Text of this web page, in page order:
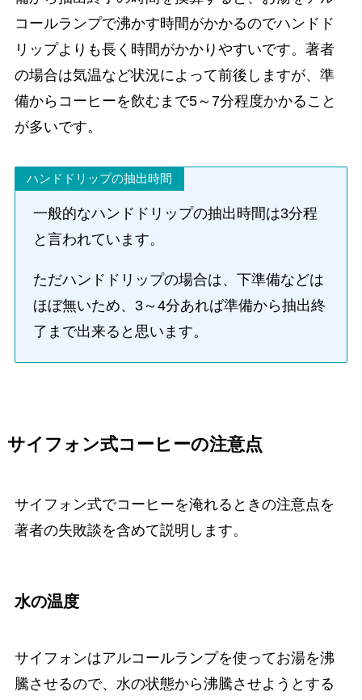
コールランプで沸かす時間がかかるのでハンドド
リップよりも長く時間がかかりやすいです。著者
の場合は気温など状況によって前後しますが、準
備からコーヒーを飲むまで5～7分程度かかること
が多いです。
ハンドドリップの抽出時間
一般的なハンドドリップの抽出時間は3分程
と言われています。
ただハンドドリップの場合は、下準備などは
ほぼ無いため、3～4分あれば準備から抽出終
了まで出来ると思います。
サイフォン式コーヒーの注意点
サイフォン式でコーヒーを淹れるときの注意点を
著者の失敗談を含めて説明します。
水の温度
サイフォンはアルコールランプを使ってお湯を沸
騰させるので、水の状態から沸騰させようとする